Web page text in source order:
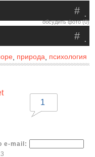
.
#
обсудить фото (0)
.
#
, природа, психология
1
e-mail: